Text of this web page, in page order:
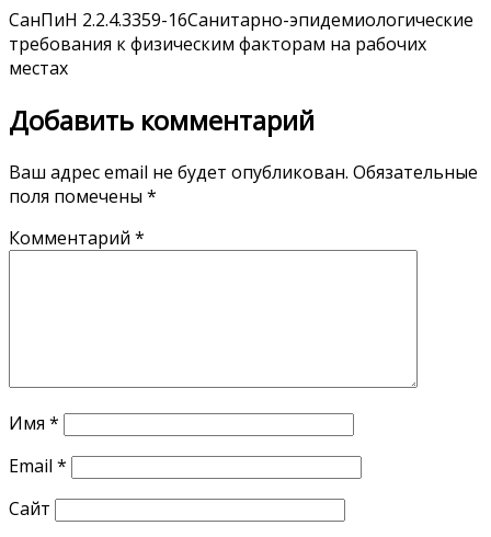
СанПиН 2.2.4.3359-16Санитарно-эпидемиологические
требования к физическим факторам на рабочих
местах
Добавить комментарий
Ваш адрес email не будет опубликован. Обязательные
поля помечены *
Комментарий *
Имя *
Email *
Сайт